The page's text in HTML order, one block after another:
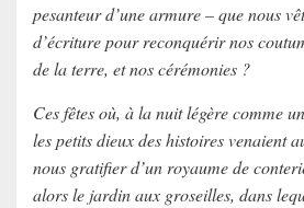
pesanteur d’une armure – que nous
d’écriture pour reconquérir nos
de la terre, et nos cérémonies ?
Ces fêtes où, à la nuit légère comme
les petits dieux des histoires venaient
nous gratifier d’un royaume de
alors le jardin aux groseilles, dans